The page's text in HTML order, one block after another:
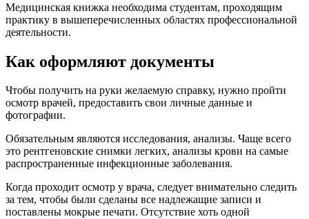
Медицинская книжка необходима студентам, проходящим
практику в вышеперечисленных областях профессиональной
деятельности.
Как оформляют документы
Чтобы получить на руки желаемую справку, нужно пройти
осмотр врачей, предоставить свои личные данные и
фотографии.
Обязательным являются исследования, анализы. Чаще всего
это рентгеновские снимки легких, анализы крови на самые
распространенные инфекционные заболевания.
Когда проходит осмотр у врача, следует внимательно следить
за тем, чтобы были сделаны все надлежащие записи и
поставлены мокрые печати. Отсутствие хоть одной